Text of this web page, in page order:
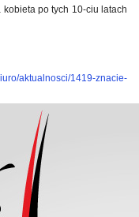
kobieta po tych 10-ciu latach
aktualnosci/1419-znacie-